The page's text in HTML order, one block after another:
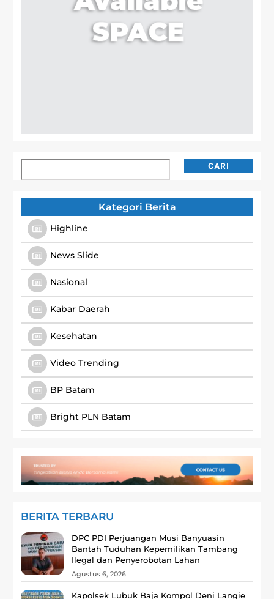
CARI
Kategori Berita
Highline
News Slide
Nasional
Kabar Daerah
Kesehatan
Video Trending
BP Batam
Bright PLN Batam
BERITA TERBARU
DPC PDI Perjuangan Musi Banyuasin
Bantah Tuduhan Kepemilikan Tambang
Ilegal dan Penyerobotan Lahan
Agustus 6, 2026
Kapolsek Lubuk Baja Kompol Deni Langie